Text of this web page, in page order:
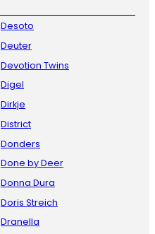
Desoto
Deuter
Devotion Twins
Digel
Dirkje
District
Donders
Done by Deer
Donna Dura
Doris Streich
Dranella